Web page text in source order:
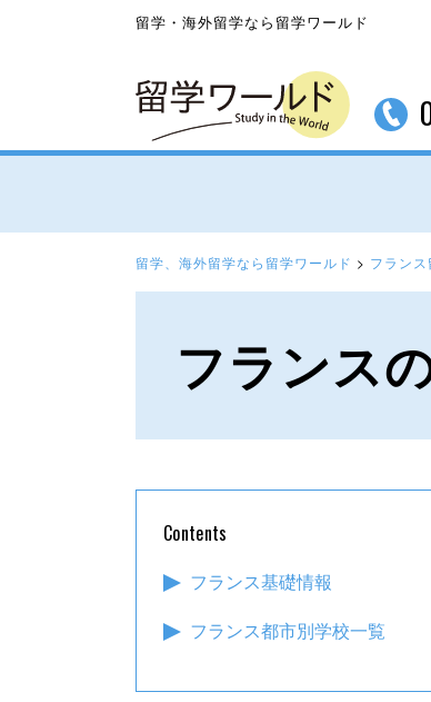
留学・海外留学なら留学ワールド
留学、海外留学なら留学ワールド > フランス
フランス
Contents
フランス基礎情報
フランス都市別学校一覧